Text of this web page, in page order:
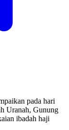
pada hari
Uranah, Gunung
ibadah haji